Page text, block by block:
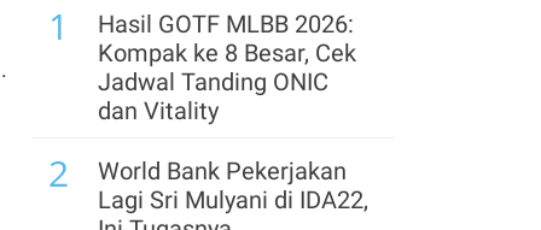
Ketersediaan AQUA di
Tengah Potensi El Nino
dan Lonjakan
Permintaan
6
Perkuat Pasar di Jawa
Barat, Semen Indonesia
(SMGR) Hadirkan Lagi
1
Hasil GOTF MLBB 2026:
Kompak ke 8 Besar, Cek
Jadwal Tanding ONIC
dan Vitality
2
World Bank Pekerjakan
Lagi Sri Mulyani di IDA22,